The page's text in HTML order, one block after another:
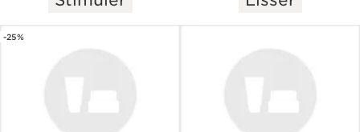
ALLER AU CONTENU
-25%